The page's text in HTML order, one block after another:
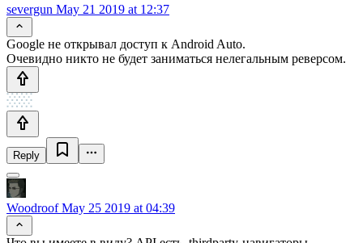
severgun May 21 2019 at 12:37
Google не открывал доступ к Android Auto.
Очевидно никто не будет заниматься нелегальным реверсом.
Reply
WoodroofMay 25 2019 at 04:39